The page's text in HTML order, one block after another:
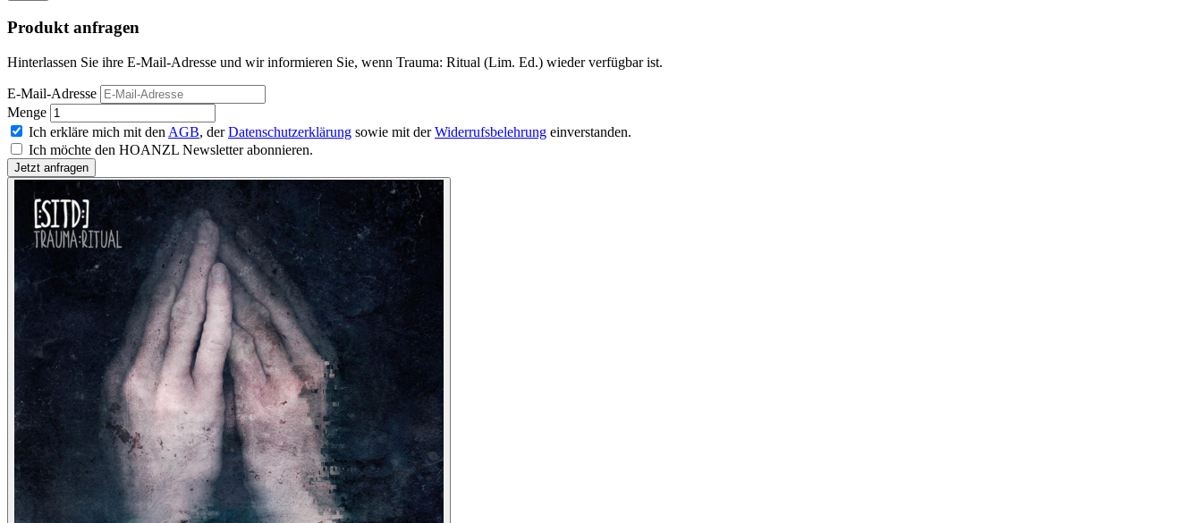
Produkt anfragen
Hinterlassen Sie ihre E-Mail-Adresse und wir informieren Sie, wenn Trauma: Ritual (Lim. Ed.) wieder verfügbar ist.
E-Mail-Adresse
Menge
Ich erkläre mich mit den AGB, derDatenschutzerklärung sowie mit derWiderrufsbelehrung einverstanden.
Ich möchte den HOANZL Newsletter abonnieren.